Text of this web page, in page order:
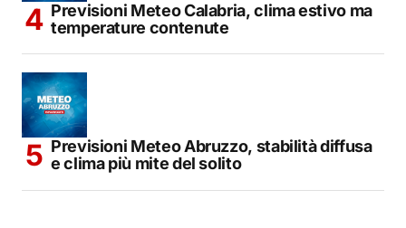
Previsioni Meteo Calabria, clima estivo ma
temperature contenute
Previsioni Meteo Abruzzo, stabilità diffusa
e clima più mite del solito